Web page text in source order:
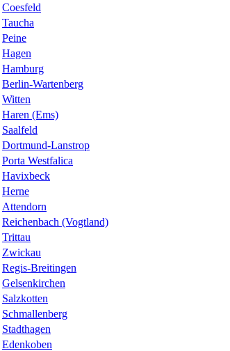
Coesfeld
Taucha
Peine
Hagen
Hamburg
Berlin-Wartenberg
Witten
Haren (Ems)
Saalfeld
Dortmund-Lanstrop
Porta Westfalica
Havixbeck
Herne
Attendorn
Reichenbach (Vogtland)
Trittau
Zwickau
Regis-Breitingen
Gelsenkirchen
Salzkotten
Schmallenberg
Stadthagen
Edenkoben